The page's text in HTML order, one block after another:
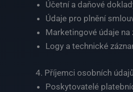
Účetní a daňové
Údaje pro plnění
Marketingové údaje
Logy a technické
4. Příjemci osobních údajů
Poskytovatelé